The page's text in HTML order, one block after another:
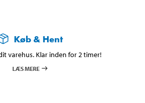
Køb & Hent
varehus. Klar inden for 2 timer!
LÆS MERE